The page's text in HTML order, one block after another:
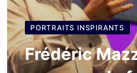
PORTRAITS INSPIRANTS
Frédéric